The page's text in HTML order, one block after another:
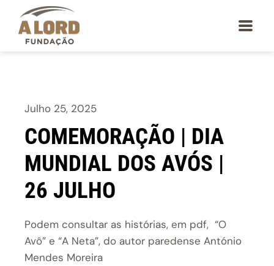
Julho 25, 2025
COMEMORAÇÃO | DIA
MUNDIAL DOS AVÓS |
26 JULHO
Podem consultar as histórias, em pdf, “O
Avô” e “A Neta”, do autor paredense António
Mendes Moreira